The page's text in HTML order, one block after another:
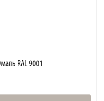
RAL 9001